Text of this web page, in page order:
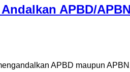
APBD/
APBD maupun